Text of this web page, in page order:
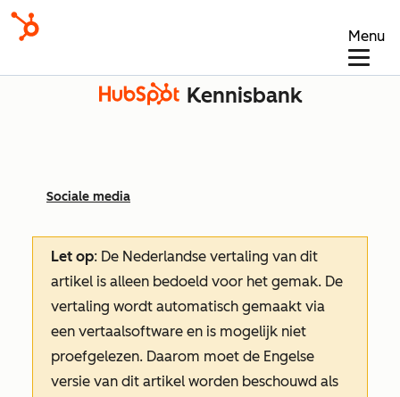
Menu
Kennisbank
Sociale media
Let op: De Nederlandse vertaling van dit
artikel is alleen bedoeld voor het gemak. De
vertaling wordt automatisch gemaakt via
een vertaalsoftware en is mogelijk niet
proefgelezen. Daarom moet de Engelse
versie van dit artikel worden beschouwd als